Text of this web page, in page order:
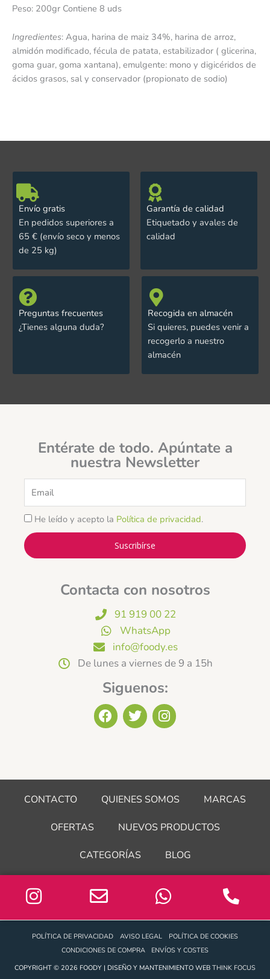
Peso: 200gr Contiene 8 uds
Ingredientes: Agua, harina de maiz 34%, harina de arroz,
almidón modificado, fécula de patata, estabilizador ( glicerina,
goma guar, goma xantana), emulgente: mono y digicéridos de
ácidos grasos, sal y conservador (propionato de sodio)
Envío gratis
En pedidos superiores a
65 € (envío seco y menos
de 25 kg)
Garantía de calidad
Etiquetado y avales de
calidad
Preguntas frecuentes
¿Tienes alguna duda?
Recogida en almacén
Si quieres, puedes venir a
recogerlo a nuestro
almacén
Entérate de todo. Apúntate a
nuestra Newsletter
He leído y acepto la Política de privacidad.
Suscribírse
Contacta con nosotros
91 919 00 22
WhatsApp
info@foody.es
De lunes a viernes de 9 a 15h
Siguenos:
F
a
o
k
T
w
e
I
n
g
a
CONTACTO QUIENES SOMOS MARCAS
OFERTAS NUEVOS PRODUCTOS
CATEGORÍAS BLOG
POLÍTICA DE PRIVACIDAD AVISO LEGAL
POLÍTICA DE COOKIES
CONDICIONES DE COMPRA
ENVÍOS Y COSTES
COPYRIGHT © 2026 FOODY | DISEÑO Y MANTENIMIENTO WEB THINK FOCUS